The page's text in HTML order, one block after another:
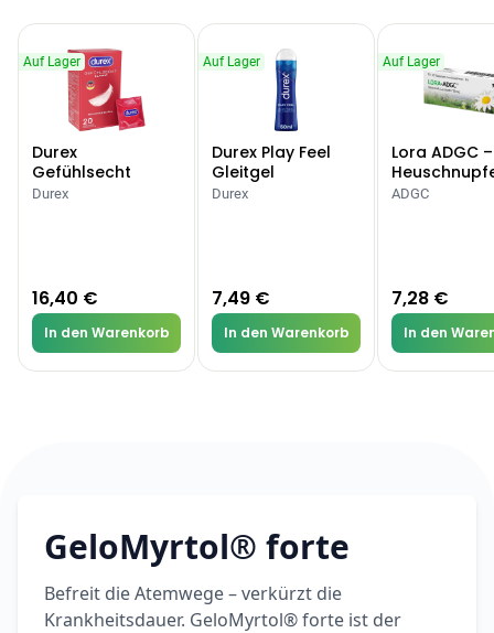
Auf Lager
Durex
Gefühlsecht
Classic Kondome
Durex
16,40 €
In den Warenkorb
Auf Lager
Durex Play Feel
Gleitgel
Durex
7,49 €
In den Warenkorb
Auf Lager
Lora ADGC
Allergien
ADGC
7,28 €
In den
GeloMyrtol® forte
Befreit die Atemwege – verkürzt die
Krankheitsdauer. GeloMyrtol® forte ist der